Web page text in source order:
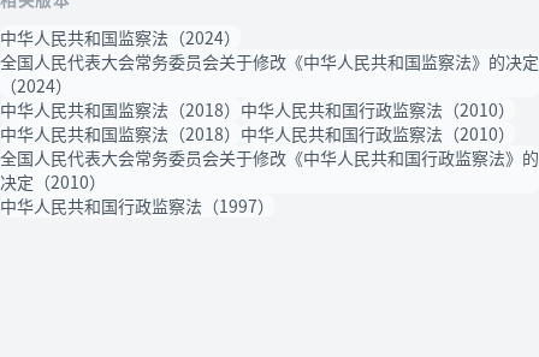
中华人民共和国监察法（2024）
全国人民代表大会常务委员会关于修改《中华人民共和国监察法》的决定
（2024）
中华人民共和国监察法（2018） 中华人民共和国行政监察法（2010）
中华人民共和国监察法（2018） 中华人民共和国行政监察法（2010）
全国人民代表大会常务委员会关于修改《中华人民共和国行政监察法》的
决定（2010）
中华人民共和国行政监察法（1997）